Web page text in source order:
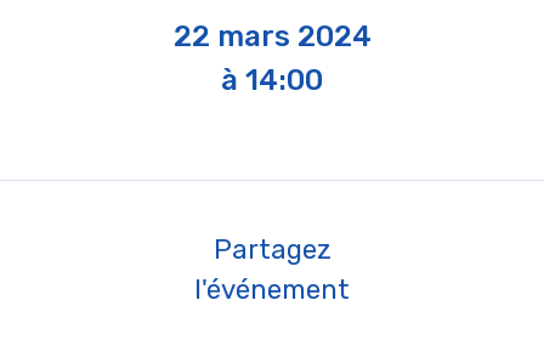
22 mars 2024
à 14:00
Partagez
l'événement